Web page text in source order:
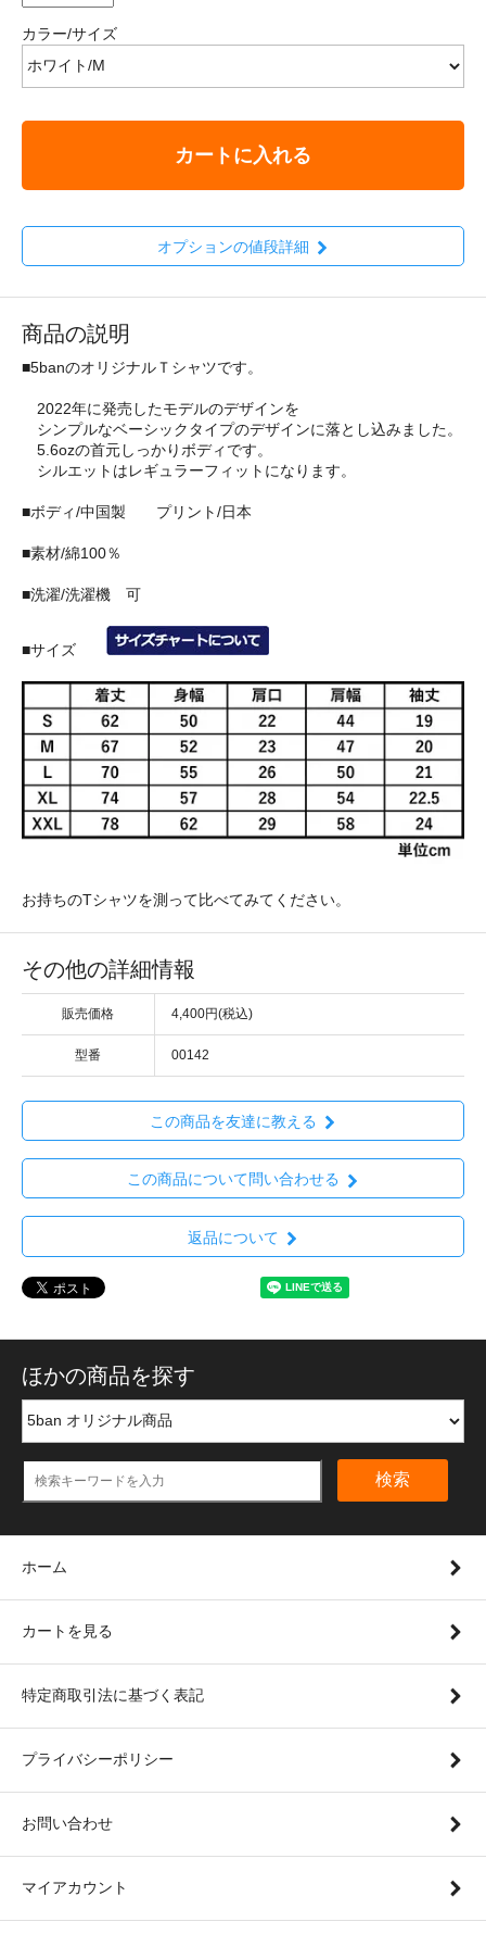
カラー/サイズ
カートに入れる
オプションの値段詳細
商品の説明
■5banのオリジナルＴシャツです。
2022年に発売したモデルのデザインを
シンプルなベーシックタイプのデザインに落とし込みました。
5.6ozの首元しっかりボディです。
シルエットはレギュラーフィットになります。
■ボディ/中国製 プリント/日本
■素材/綿100％
■洗濯/洗濯機 可
■サイズ
お持ちのTシャツを測って比べてみてください。
その他の詳細情報
販売価格 4,400円(税込)
型番 00142
この商品を友達に教える
この商品について問い合わせる
返品について
ほかの商品を探す
検索
ホーム
カートを見る
特定商取引法に基づく表記
プライバシーポリシー
お問い合わせ
マイアカウント